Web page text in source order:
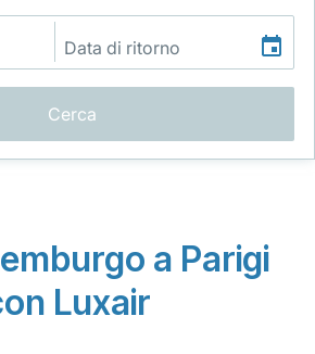
Cerca
a Parigi
Luxair